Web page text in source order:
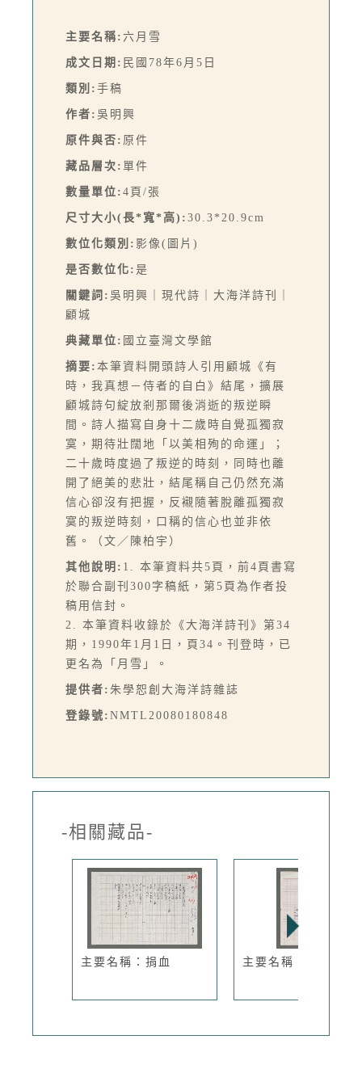
主要名稱: 六月雪
成文日期: 民國78年6月5日
類別: 手稿
作者: 吳明興
原件與否: 原件
藏品層次: 單件
數量單位: 4頁/張
尺寸大小(長*寬*高): 30.3*20.9cm
數位化類別: 影像(圖片)
是否數位化: 是
關鍵詞: 吳明興｜現代詩｜大海洋詩刊｜
顧城
典藏單位: 國立臺灣文學館
摘要: 本筆資料開頭詩人引用顧城《有
時，我真想－侍者的自白》結尾，擴展
顧城詩句綻放剎那爾後消逝的叛逆瞬
間。詩人描寫自身十二歲時自覺孤獨寂
寞，期待壯闊地「以美相殉的命運」；
二十歲時度過了叛逆的時刻，同時也離
開了絕美的悲壯，結尾稱自己仍然充滿
信心卻沒有把握，反襯隨著脫離孤獨寂
寞的叛逆時刻，口稱的信心也並非依
舊。（文／陳柏宇）
其他說明: 1. 本筆資料共5頁，前4頁書寫
於聯合副刊300字稿紙，第5頁為作者投
稿用信封。
2. 本筆資料收錄於《大海洋詩刊》第34
期，1990年1月1日，頁34。刊登時，已
更名為「月雪」。
提供者: 朱學恕創大海洋詩雜誌
登錄號: NMTL20080180848
-相關藏品-
主要名稱：捐血 主要名稱：曝